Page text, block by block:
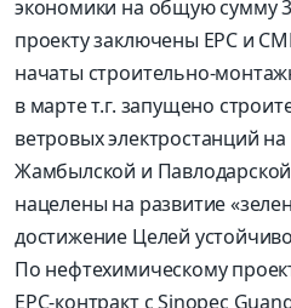
экономики на общую сумму
проекту заключены ЕРС и
начаты строительно-
в марте т.г. запущено
ветровых электростанций
Жамбылской и
нацелены на развитие
достижение Целей
По нефтехимическому
EPC-контракт с Sinopec